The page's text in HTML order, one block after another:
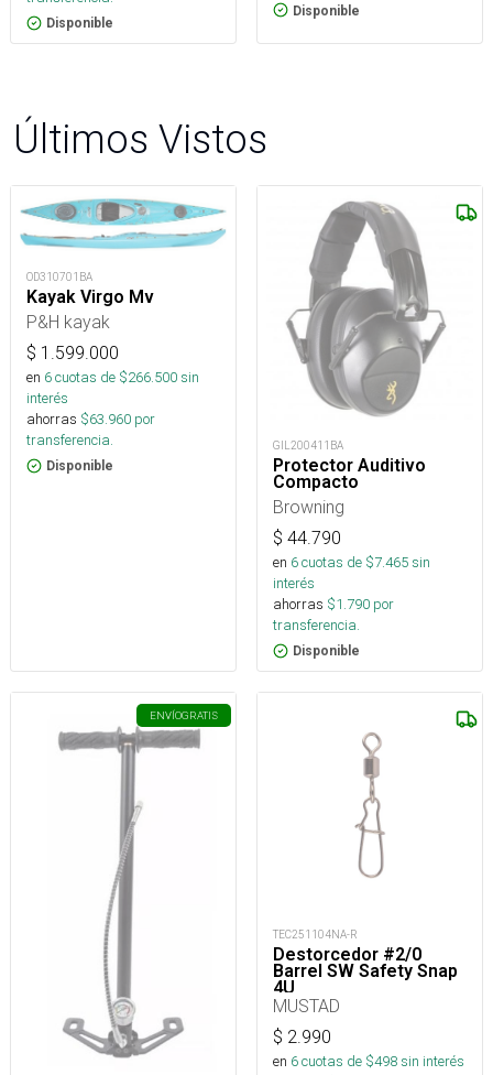
Disponible
Disponible
Últimos Vistos
OD310701BA
Kayak Virgo Mv
P&H kayak
$ 1.599.000
en 6cuotas de $266.500sin
interés
ahorras $63.960 por
transferencia.
Disponible
GIL200411BA
Protector Auditivo
Compacto
Browning
$ 44.790
en 6cuotas de $7.465sin
interés
ahorras $1.790 por
transferencia.
Disponible
ENVÍOGRATIS
TEC251104NA-R
Destorcedor #2/0
Barrel SW Safety Snap
4U
MUSTAD
$ 2.990
en 6cuotas de $498sin interés